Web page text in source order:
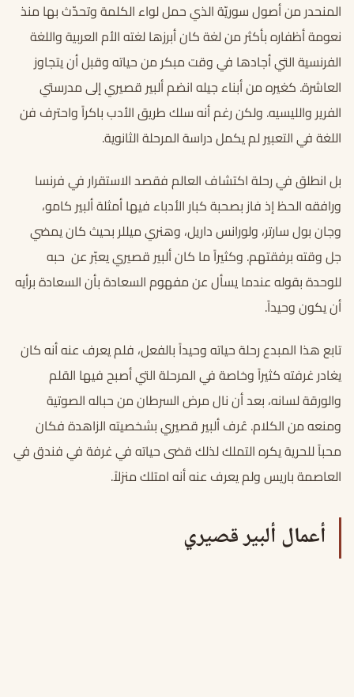
المنحدر من أصول سوريّة الذي حمل لواء الكلمة وتحدّث بها منذ
نعومة أظفاره بأكثر من لغة كان أبرزها لغته الأم العربية واللغة
الفرنسية التي أجادها في وقت مبكر من حياته وقبل أن يتجاوز
العاشرة. كغيره من أبناء جيله انضم ألبير قصيري إلى مدرستي
الفرير والليسيه. ولكن رغم أنه سلك طريق الأدب باكراً واحترف فن
اللغة في التعبير لم يكمل دراسة المرحلة الثانوية.
بل انطلق في رحلة اكتشاف العالم فقصد الاستقرار في فرنسا
ورافقه الحظ إذ فاز بصحبة كبار الأدباء فيها أمثلة ألبير كامو،
وجان بول سارتر، ولورانس داريل، وهنري ميللر بحيث كان يمضي
جل وقته برفقتهم. وكثيراً ما كان ألبير قصيري يعبّر عن حبه
للوحدة بقوله عندما يسأل عن مفهوم السعادة بأن السعادة برأيه
أن يكون وحيداً.
تابع هذا المبدع رحلة حياته وحيداً بالفعل، فلم يعرف عنه أنه كان
يغادر غرفته كثيراً وخاصة في المرحلة التي أصبح فيها القلم
والورقة لسانه، بعد أن نال مرض السرطان من حباله الصوتية
ومنعه من الكلام. عُرف ألبير قصيري بشخصيته الزاهدة فكان
محباً للحرية يكره التملك لذلك قضى حياته في غرفة في فندق في
العاصمة باريس ولم يعرف عنه أنه امتلك منزلاً.
أعمال ألبير قصيري